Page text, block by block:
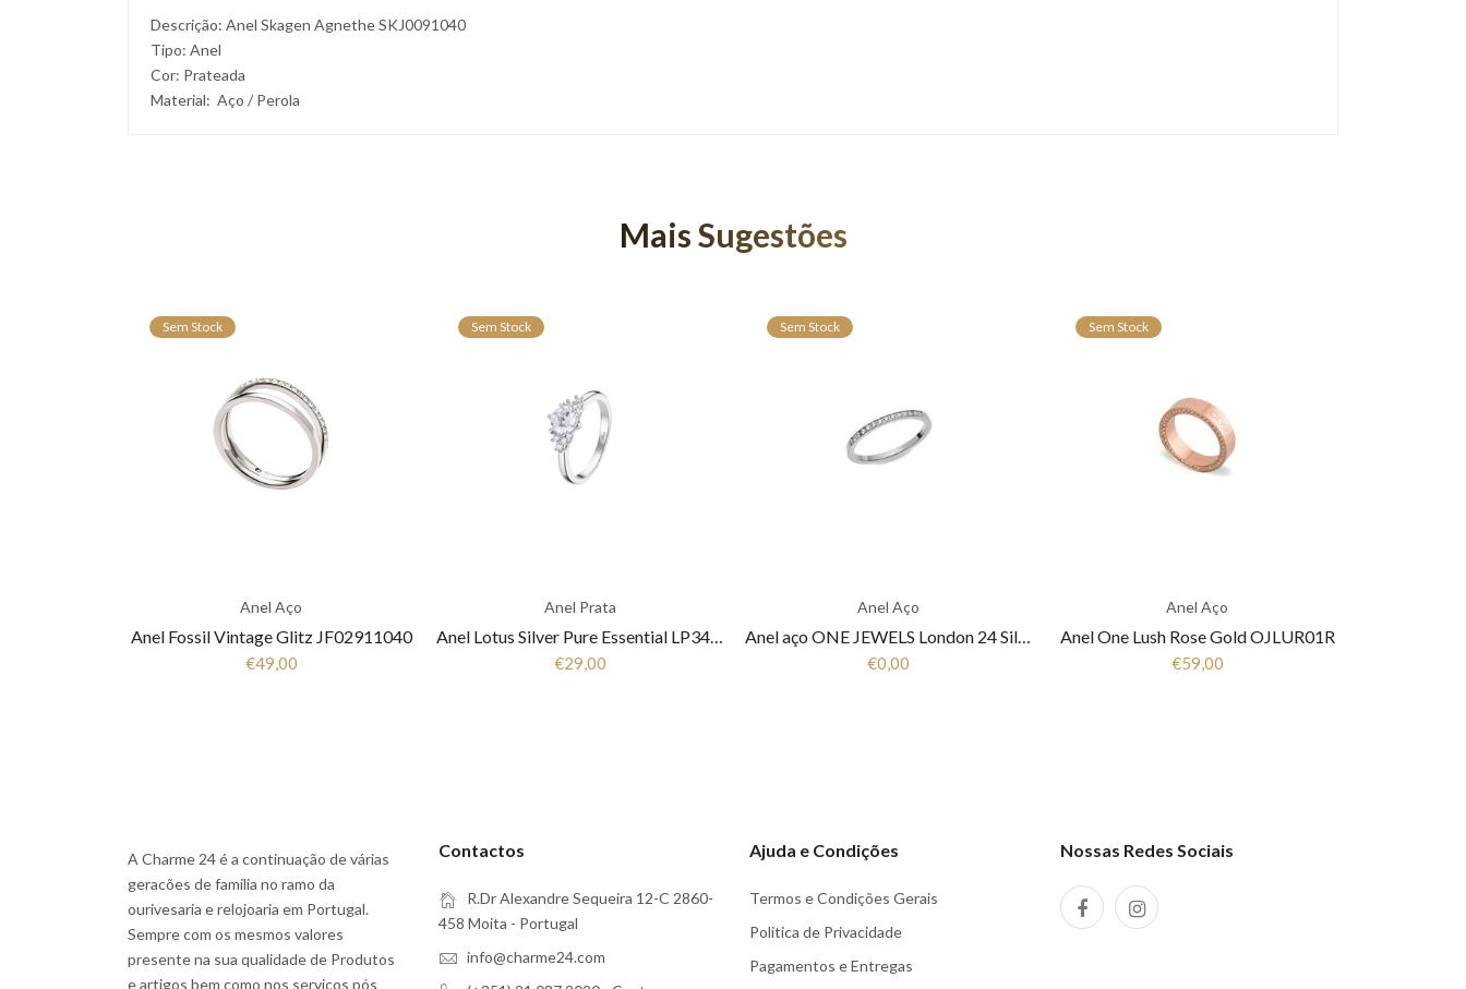
Descrição: Anel Skagen Agnethe SKJ0091040
Tipo: Anel
Cor: Prateada
Material: Aço / Perola
Mais Sugestões
Sem Stock
Anel Aço
Anel Fossil Vintage Glitz JF02911040
€49,00
Sem Stock
Anel Prata
Anel Lotus Silver Pure Essential LP3443-3/1 Mulher Prata
€29,00
Sem Stock
Anel Aço
Anel aço ONE JEWELS London 24 Silver OJNYR24S
€0,00
Sem Stock
Anel Aço
Anel One Lush Rose Gold OJLUR01R
€59,00
A Charme 24 é a continuação de várias
geracões de familia no ramo da
ourivesaria e relojoaria em Portugal.
Sempre com os mesmos valores
presente na sua qualidade de Produtos
e artigos bem como nos serviços pós
Contactos
R.Dr Alexandre Sequeira 12-C 2860-
458 Moita - Portugal
info@charme24.com
Ajuda e Condições
Termos e Condições Gerais
Politica de Privacidade
Pagamentos e Entregas
Nossas Redes Sociais